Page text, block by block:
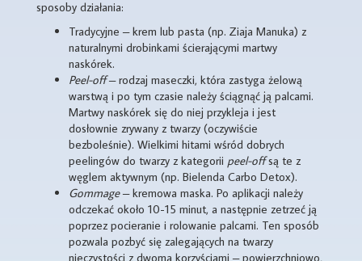
sposoby działania:
Tradycyjne – krem lub pasta (np. Ziaja Manuka) z
naturalnymi drobinkami ścierającymi martwy
naskórek.
Peel-off– rodzaj maseczki, która zastyga żelową
warstwą i po tym czasie należy ściągnąć ją palcami.
Martwy naskórek się do niej przykleja i jest
dosłownie zrywany z twarzy (oczywiście
bezboleśnie). Wielkimi hitami wśród dobrych
peelingów do twarzy z kategorii peel-offsą te z
węglem aktywnym (np. Bielenda Carbo Detox).
Gommage– kremowa maska. Po aplikacji należy
odczekać około 10-15 minut, a następnie zetrzeć ją
poprzez pocieranie i rolowanie palcami. Ten sposób
pozwala pozbyć się zalegających na twarzy
nieczystości z dwoma korzyściami – powierzchniowo,